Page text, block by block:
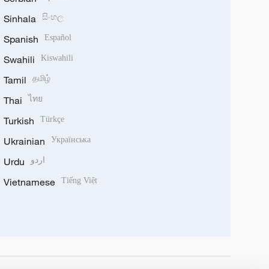
Sinhala සිංහල
Spanish Español
Swahili Kiswahili
Tamil தமிழ்
Thai ไทย
Turkish Türkçe
Ukrainian Українська
Urdu اردو
Vietnamese Tiếng Việt